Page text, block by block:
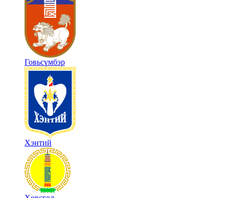
Говьсүмбэр
Хэнтий